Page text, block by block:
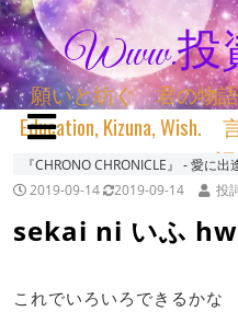
Www.投
願いと紡ぐ 君の物語
Education, Kizuna,
る
『CHRONO CHRONICLE』 ‐ 愛に
2019-09-14
2019-09-14 投
sekai ni いふ
これでいろいろできるか